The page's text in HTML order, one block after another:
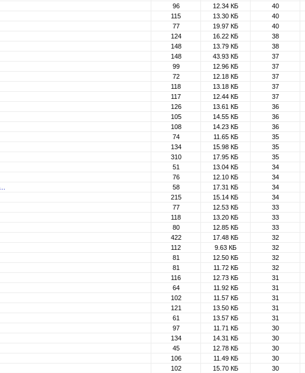
96 12.34 КБ 40
115 13.30 КБ 40
77 19.97 КБ 40
124 16.22 КБ 38
148 13.79 КБ 38
148 43.93 КБ 37
99 12.96 КБ 37
72 12.18 КБ 37
118 13.18 КБ 37
117 12.44 КБ 37
126 13.61 КБ 36
105 14.55 КБ 36
108 14.23 КБ 36
74 11.65 КБ 35
134 15.98 КБ 35
310 17.95 КБ 35
51 13.04 КБ 34
76 12.10 КБ 34
58 17.31 КБ 34
215 15.14 КБ 34
77 12.53 КБ 33
118 13.20 КБ 33
80 12.85 КБ 33
422 17.48 КБ 32
112 9.63 КБ 32
81 12.50 КБ 32
81 11.72 КБ 32
116 12.73 КБ 31
64 11.92 КБ 31
102 11.57 КБ 31
121 13.50 КБ 31
61 13.57 КБ 31
97 11.71 КБ 30
134 14.31 КБ 30
45 12.78 КБ 30
106 11.49 КБ 30
102 15.70 КБ 30